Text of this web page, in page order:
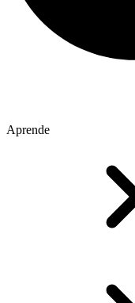
Aprende